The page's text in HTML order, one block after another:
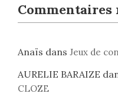
Commentaires
Anaïs dans Jeux de
AURELIE BARAIZE
CLOZE